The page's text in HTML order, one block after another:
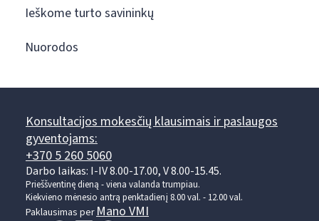
Ieškome turto savininkų
Nuorodos
Konsultacijos mokesčių klausimais ir paslaugos
gyventojams:
+370 5 260 5060
Darbo laikas: I-IV 8.00-17.00, V 8.00-15.45.
Prieššventinę dieną - viena valanda trumpiau.
Kiekvieno mėnesio antrą penktadienį 8.00 val. - 12.00 val.
Paklausimas perMano VMI